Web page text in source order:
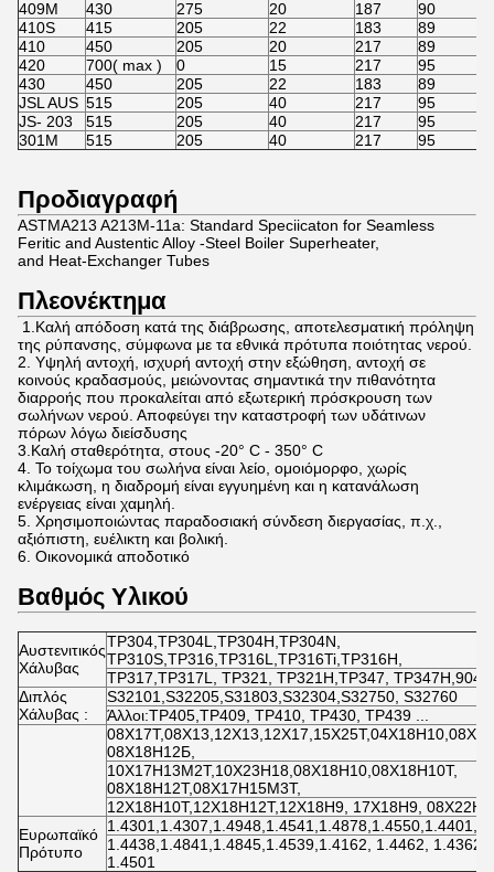
409M 430 275 20 187
90
410S
415 205 22 183
89
410
450 205 20 217
89
420
700( max ) 0 15 217
95
430
450 205 22 183
89
JSL AUS 515 205 40 217
95
JS- 203
515 205 40 217
95
301M
515 205 40 217 95
Προδιαγραφή
ASTMA213 A213M-11a: Standard Speciicaton for Seamless
Feritic and Austentic Alloy -Steel Boiler Superheater,
and Heat-Exchanger Tubes
Πλεονέκτημα
1.Καλή απόδοση κατά της διάβρωσης, αποτελεσματική πρόληψη
της ρύπανσης, σύμφωνα με τα εθνικά πρότυπα ποιότητας νερού.
2. Υψηλή αντοχή, ισχυρή αντοχή στην εξώθηση, αντοχή σε
κοινούς κραδασμούς, μειώνοντας σημαντικά την πιθανότητα
διαρροής που προκαλείται από εξωτερική πρόσκρουση των
σωλήνων νερού. Αποφεύγει την καταστροφή των υδάτινων
πόρων λόγω διείσδυσης
3.Καλή σταθερότητα, στους -20° C - 350° C
4. Το τοίχωμα του σωλήνα είναι λείο, ομοιόμορφο, χωρίς
κλιμάκωση, η διαδρομή είναι εγγυημένη και η κατανάλωση
ενέργειας είναι χαμηλή.
5. Χρησιμοποιώντας παραδοσιακή σύνδεση διεργασίας, π.χ.,
αξιόπιστη, ευέλικτη και βολική.
6. Οικονομικά αποδοτικό
Βαθμός Υλικού
Αυστενιτικός
Χάλυβας
TP304,TP304L,TP304H,TP304N,
TP310S,TP316,TP316L,TP316Ti,TP316H,
TP317,TP317L, TP321, TP321H,TP347,
Διπλός
Χάλυβας :
S32101,S32205,S31803,S32304,S32750, S32760
Άλλοι:TP405,TP409, TP410, TP430, TP439 ...
08Х18Н12Б,
10Х17Н13М2Т,10Х23Н18,08Х18Н10,08Х18Н10Т,
08Х18Н12Т,08Х17Н15М3Т,
12Х18Н10Т,12Х18Н12Т,12Х18Н9, 17Х18Н9,
Ευρωπαϊκό
Πρότυπο
1.4438,1.4841,1.4845,1.4539,1.4162, 1.4462, 1.4362,
1.4501